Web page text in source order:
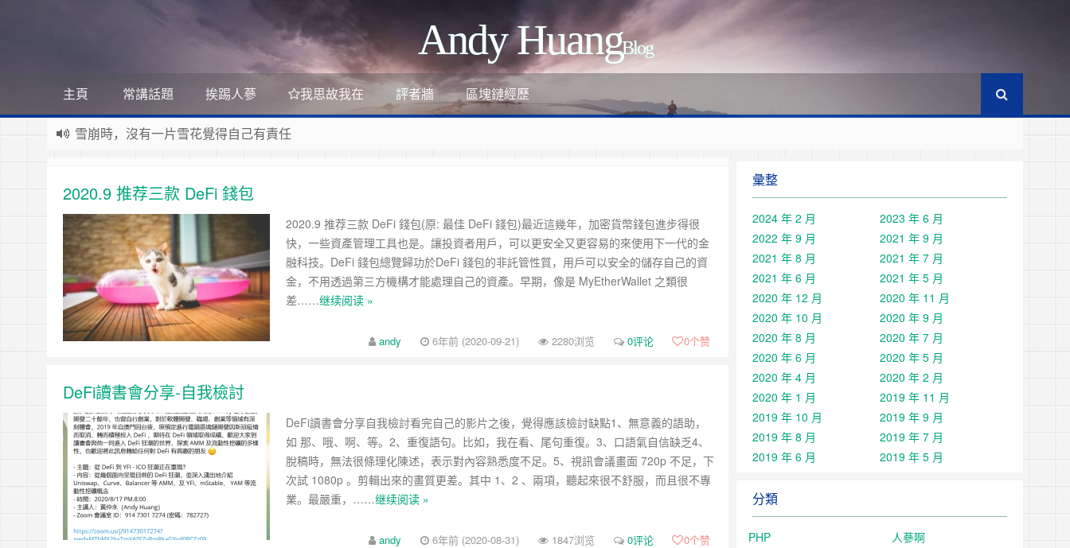
Andy HuangBlog
主頁 常講話題 挨踢人蔘 我思故我在 評者牆 區塊鏈經歷
遊戲運營
如何讓玩家互相仇視
如何讓玩家充值更多
如何實現隱性的現金賭博和金幣交易
量子社會學
文昭論古論今
有最壞的打算 做最好的準備 抱最大的希望
好看的皮囊千篇一律 有趣的靈魂萬裡挑一
Raft PBFT
Reliable, Replicated, Redundant, And Fault-Tolerant
Practical Byzantine Fault Tolerant
受人之辱，不動一色
查人之過，不揚於眾
覺人之詐，不憤於言
Google 如何進行 Code Review – 6
https://tachingchen.com/tw/blog/how-to-do-a-code-review-by-google-6/
Google 如何進行 Code Review – 5
https://tachingchen.com/tw/blog/how-to-do-a-code-review-by-google-5/
Google 如何進行 Code Review – 3
https://tachingchen.com/tw/blog/how-to-do-a-code-review-by-google-3/
Google 如何進行 Code Review – 2
https://tachingchen.com/tw/blog/how-to-do-a-code-review-by-google-2/
Google 如何進行 Code Review – 1
https://tachingchen.com/tw/blog/how-to-do-a-code-review-by-google-1/
喜大普奔
聞快天相
樂人同走
當我以為那是一個知識點，其實那是一個知識圓
Stanislaw Jerzy Lec
2020.9 推荐三款 DeFi 錢包
2020.9 推荐三款 DeFi 錢包(原: 最佳 DeFi 錢包)最近這幾年，加密貨幣錢包進步得很
快，一些資產管理工具也是。讓投資者用戶，可以更安全又更容易的來使用下一代的金
融科技。DeFi 錢包總覽歸功於DeFi 錢包的非託管性質，用戶可以安全的儲存自己的資
金，不用透過第三方機構才能處理自己的資產。早期，像是 MyEtherWallet 之類很
差……继续阅读 »
andy 6年前 (2020-09-21) 2280浏览 0评论 0个赞
DeFi讀書會分享-自我檢討
DeFi讀書會分享自我檢討看完自己的影片之後，覺得應該檢討缺點1、無意義的語助，
如 那、哦、啊、等。2、重復語句。比如，我在看、尾句重復。3、口語氣自信缺乏4、
脫稿時，無法很條理化陳述，表示對內容熟悉度不足。5、視訊會議畫面 720p 不足，下
次試 1080p 。剪輯出來的畫質更差。其中 1、2 、兩項，聽起來很不舒服，而且很不專
業。最嚴重，……继续阅读 »
andy 6年前 (2020-08-31) 1847浏览 0评论 0个赞
彙整
2024 年 2 月
2023 年 6 月
2022 年 9 月
2021 年 9 月
2021 年 8 月
2021 年 7 月
2021 年 6 月
2021 年 5 月
2020 年 12 月
2020 年 11 月
2020 年 10 月
2020 年 9 月
2020 年 8 月
2020 年 7 月
2020 年 6 月
2020 年 5 月
2020 年 4 月
2020 年 2 月
2020 年 1 月
2019 年 11 月
2019 年 10 月
2019 年 9 月
2019 年 8 月
2019 年 7 月
2019 年 6 月
2019 年 5 月
分類
PHP
人蔘啊